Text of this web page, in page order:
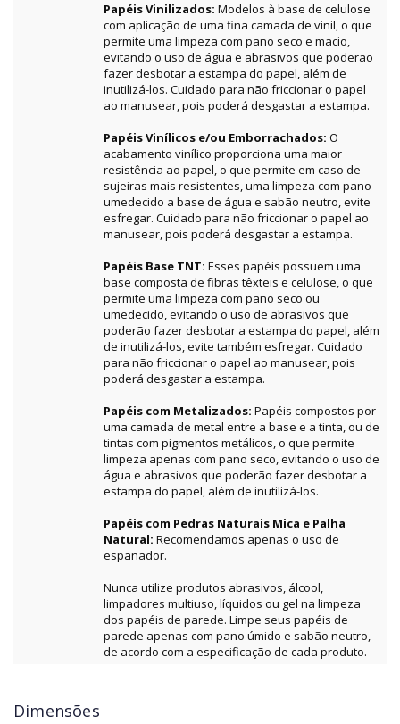
Papéis Vinilizados: Modelos à base de celulose
com aplicação de uma fina camada de vinil, o que
permite uma limpeza com pano seco e macio,
evitando o uso de água e abrasivos que poderão
fazer desbotar a estampa do papel, além de
inutilizá-los. Cuidado para não friccionar o papel
ao manusear, pois poderá desgastar a estampa.
Papéis Vinílicos e/ou Emborrachados: O
acabamento vinílico proporciona uma maior
resistência ao papel, o que permite em caso de
sujeiras mais resistentes, uma limpeza com pano
umedecido a base de água e sabão neutro, evite
esfregar. Cuidado para não friccionar o papel ao
manusear, pois poderá desgastar a estampa.
Papéis Base TNT: Esses papéis possuem uma
base composta de fibras têxteis e celulose, o que
permite uma limpeza com pano seco ou
umedecido, evitando o uso de abrasivos que
poderão fazer desbotar a estampa do papel, além
de inutilizá-los, evite também esfregar. Cuidado
para não friccionar o papel ao manusear, pois
poderá desgastar a estampa.
Papéis com Metalizados: Papéis compostos por
uma camada de metal entre a base e a tinta, ou de
tintas com pigmentos metálicos, o que permite
limpeza apenas com pano seco, evitando o uso de
água e abrasivos que poderão fazer desbotar a
estampa do papel, além de inutilizá-los.
Papéis com Pedras Naturais Mica e Palha
Natural: Recomendamos apenas o uso de
espanador.
Nunca utilize produtos abrasivos, álcool,
limpadores multiuso, líquidos ou gel na limpeza
dos papéis de parede. Limpe seus papéis de
parede apenas com pano úmido e sabão neutro,
de acordo com a especificação de cada produto.
Dimensões